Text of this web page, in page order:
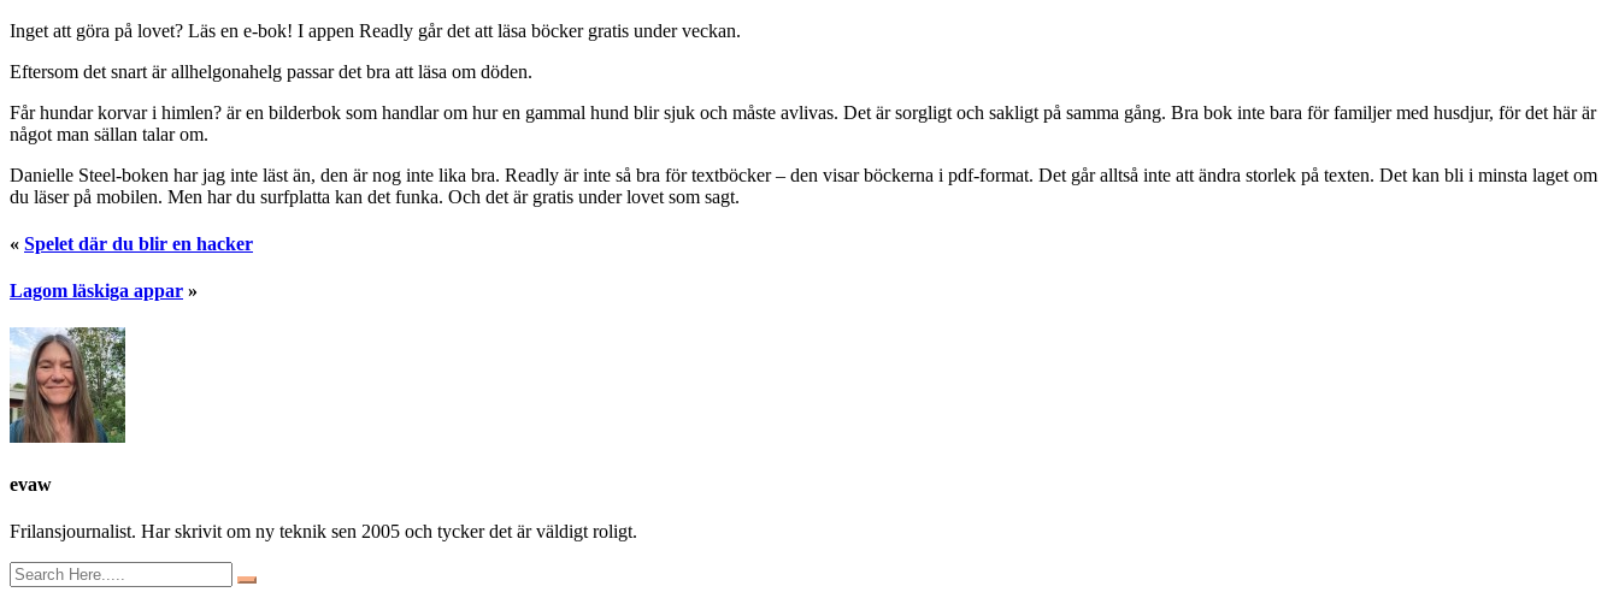
Inget att göra på lovet? Läs en e-bok! I appen Readly går det att läsa böcker gratis under veckan.
Eftersom det snart är allhelgonahelg passar det bra att läsa om döden.
Får hundar korvar i himlen? är en bilderbok som handlar om hur en gammal hund blir sjuk och måste avlivas. Det är sorgligt och sakligt på samma gång. Bra bok inte bara för familjer med husdjur, för det här är
något man sällan talar om.
Danielle Steel-boken har jag inte läst än, den är nog inte lika bra. Readly är inte så bra för textböcker – den visar böckerna i pdf-format. Det går alltså inte att ändra storlek på texten. Det kan bli i minsta laget om
du läser på mobilen. Men har du surfplatta kan det funka. Och det är gratis under lovet som sagt.
« Spelet där du blir en hacker
Lagom läskiga appar »
evaw
Frilansjournalist. Har skrivit om ny teknik sen 2005 och tycker det är väldigt roligt.